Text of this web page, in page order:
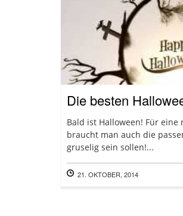
Die besten
Bald ist Halloween! Für
braucht man auch die
gruselig sein sollen!...
21. OKTOBER, 2014